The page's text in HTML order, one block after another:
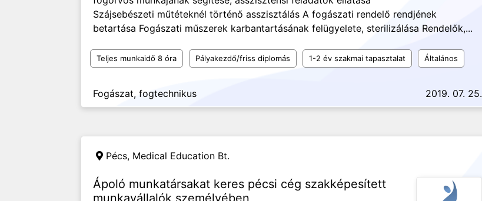
Szájsebészeti műtéteknél történő asszisztálás A fogászati rendelő rendjének
betartása Fogászati műszerek karbantartásának felügyelete, sterilizálása Rendelők,...
Teljes munkaidő 8 óra Pályakezdő/friss diplomás 1-2 év szakmai tapasztalat Általános
Fogászat, fogtechnikus 2019. 07. 25.
Pécs, Medical Education Bt.
Ápoló munkatársakat keres pécsi cég szakképesített
munkavállalók személyében